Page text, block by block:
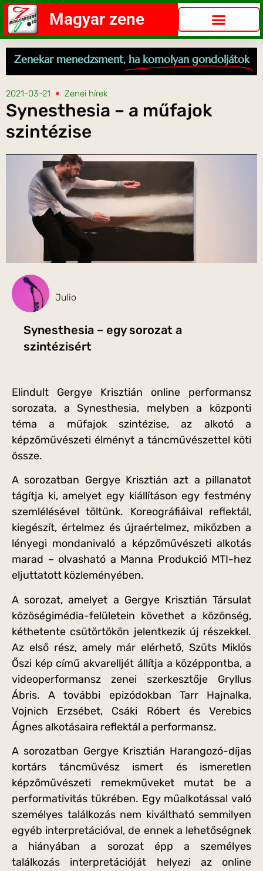
Magyar zene
Zenekar menedzsment, ha komolyan gondoljátok
2021-03-21 Zenei hírek
Synesthesia – a műfajok
szintézise
Julio
Synesthesia – egy sorozat a
szintézisért
Elindult Gergye Krisztián online performansz
sorozata, a Synesthesia, melyben a központi
téma a műfajok szintézise, az alkotó a
képzőművészeti élményt a táncművészettel köti
össze.
A sorozatban Gergye Krisztián azt a pillanatot
tágítja ki, amelyet egy kiállításon egy festmény
szemlélésével töltünk. Koreográfiáival reflektál,
kiegészít, értelmez és újraértelmez, miközben a
lényegi mondanivaló a képzőművészeti alkotás
marad – olvasható a Manna Produkció MTI-hez
eljuttatott közleményében.
A sorozat, amelyet a Gergye Krisztián Társulat
közöségimédia-felületein követhet a közönség,
kéthetente csütörtökön jelentkezik új részekkel.
Az első rész, amely már elérhető, Szüts Miklós
Őszi kép című akvarelljét állítja a középpontba, a
videoperformansz zenei szerkesztője Gryllus
Ábris. A további epizódokban Tarr Hajnalka,
Vojnich Erzsébet, Csáki Róbert és Verebics
Ágnes alkotásaira reflektál a performansz.
A sorozatban Gergye Krisztián Harangozó-díjas
kortárs táncművész ismert és ismeretlen
képzőművészeti remekműveket mutat be a
performativitás tükrében. Egy műalkotással való
személyes találkozás nem kiváltható semmilyen
egyéb interpretációval, de ennek a lehetőségnek
a hiányában a sorozat épp a személyes
találkozás interpretációját helyezi az online